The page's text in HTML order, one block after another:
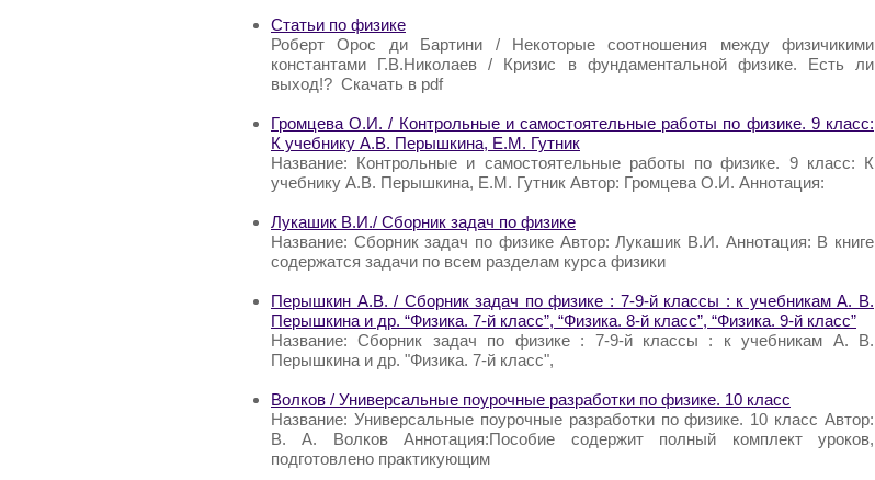
Статьи по физике
Роберт Орос ди Бартини / Некоторые соотношения между физичикими
константами Г.В.Николаев / Кризис в фундаментальной физике. Есть ли
выход!? Скачать в pdf
Громцева О.И. / Контрольные и самостоятельные работы по физике. 9 класс:
К учебнику А.В. Перышкина, Е.М. Гутник
Название: Контрольные и самостоятельные работы по физике. 9 класс: К
учебнику А.В. Перышкина, Е.М. Гутник Автор: Громцева О.И. Аннотация:
Лукашик В.И./ Сборник задач по физике
Название: Сборник задач по физике Автор: Лукашик В.И. Аннотация: В книге
содержатся задачи по всем разделам курса физики
Перышкин А.В. / Сборник задач по физике : 7-9-й классы : к учебникам А. В.
Перышкина и др. “Физика. 7-й класс”, “Физика. 8-й класс”, “Физика. 9-й класс”
Название: Сборник задач по физике : 7-9-й классы : к учебникам А. В.
Перышкина и др. "Физика. 7-й класс",
Волков / Универсальные поурочные разработки по физике. 10 класс
Название: Универсальные поурочные разработки по физике. 10 класс Автор:
В. А. Волков Аннотация:Пособие содержит полный комплект уроков,
подготовлено практикующим